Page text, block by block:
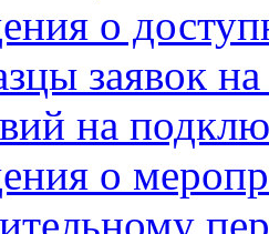
о
заявок
на
о